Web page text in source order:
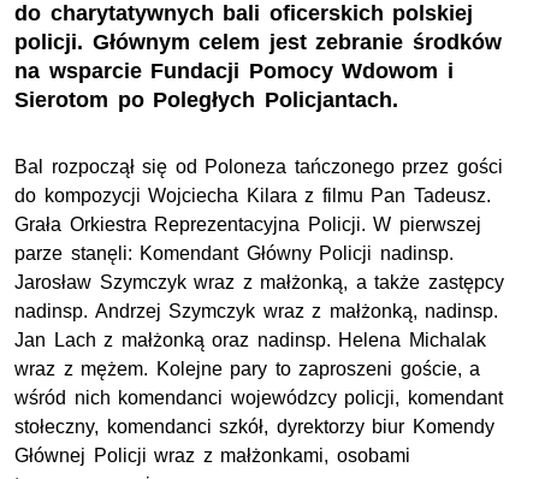
do charytatywnych bali oficerskich polskiej
policji. Głównym celem jest zebranie środków
na wsparcie Fundacji Pomocy Wdowom i
Sierotom po Poległych Policjantach.
Bal rozpoczął się od Poloneza tańczonego przez gości
do kompozycji Wojciecha Kilara z filmu Pan Tadeusz.
Grała Orkiestra Reprezentacyjna Policji. W pierwszej
parze stanęli: Komendant Główny Policji nadinsp.
Jarosław Szymczyk wraz z małżonką, a także zastępcy
nadinsp. Andrzej Szymczyk wraz z małżonką, nadinsp.
Jan Lach z małżonką oraz nadinsp. Helena Michalak
wraz z mężem. Kolejne pary to zaproszeni goście, a
wśród nich komendanci wojewódzcy policji, komendant
stołeczny, komendanci szkół, dyrektorzy biur Komendy
Głównej Policji wraz z małżonkami, osobami